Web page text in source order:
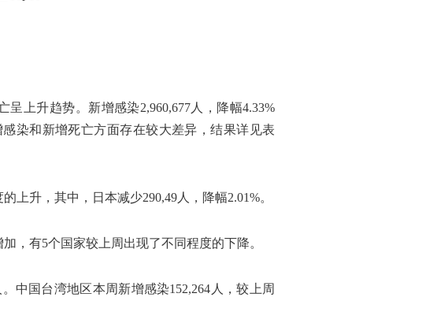
上升趋势。新增感染2,960,677人，降幅4.33%
感染和新增死亡方面存在较大差异，结果详见表
上升，其中，日本减少290,49人，降幅2.01%。
，有5个国家较上周出现了不同程度的下降。
中国台湾地区本周新增感染152,264人，较上周